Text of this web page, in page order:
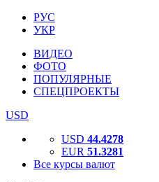
РУС
УКР
ВИДЕО
ФОТО
ПОПУЛЯРНЫЕ
СПЕЦПРОЕКТЫ
USD
USD 44.4278
EUR 51.3281
Все курсы валют